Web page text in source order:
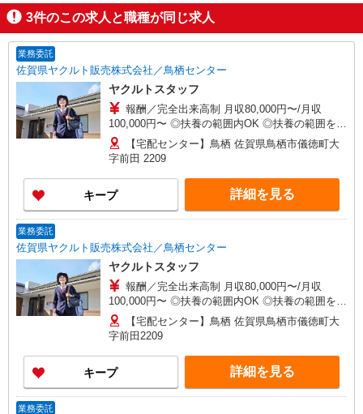
3件のこの求人と職種が同じ求人
業務委託
佐賀県ヤクルト販売株式会社／鳥栖センター
ヤクルトスタッフ
報酬／完全出来高制 月収80,000円〜/月収
100,000円〜 ◎扶養の範囲内OK ◎扶養の範囲を超
えた高収入も応相談 働ける時間や環境に合わせて
最大限に考慮します。 初めての方・少しでも不安
のある方、お気軽にお問い合わせください！ ※収
入補償／ 扶養内YL75,000円/月 扶養外YL90,000
円/月 ※収入補償期間／12ヶ月間 ◆商品買取りな
し！働いた分はしっかり稼げます◎ ※研修期間／
【宅配センター】鳥栖 佐賀県鳥栖市儀徳町大
字前田 2209
キープ 詳細を見る
業務委託
佐賀県ヤクルト販売株式会社／鳥栖センター
ヤクルトスタッフ
報酬／完全出来高制 月収80,000円〜/月収
100,000円〜 ◎扶養の範囲内OK ◎扶養の範囲を超
えた高収入も応相談 働ける時間や環境に合わせて
最大限に考慮します。 初めての方・少しでも不安
のある方、お気軽にお問い合わせください！ ※収
入補償／ 扶養内YL75,000円/月 扶養外YL90,000
円/月 ※収入補償期間／12ヶ月間 ◆商品買取りな
し！働いた分はしっかり稼げます◎ ※研修期間／
【宅配センター】鳥栖 佐賀県鳥栖市儀徳町大
字前田2209
キープ 詳細を見る
業務委託